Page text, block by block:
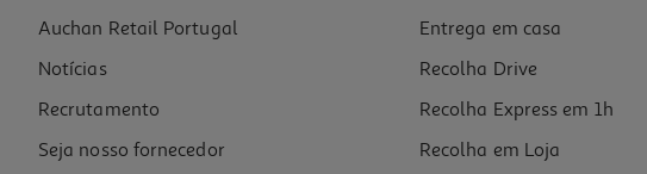
Auchan Retail Portugal
Notícias
Recrutamento
Seja nosso fornecedor
Entrega em casa
Recolha Drive
Recolha Express em 1h
Recolha em Loja